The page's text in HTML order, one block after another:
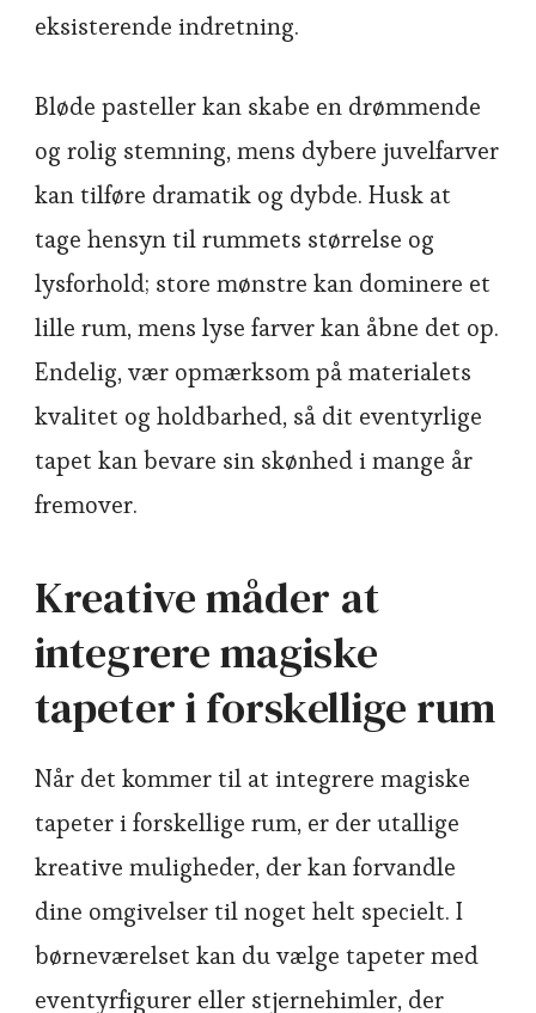
eksisterende indretning.
Bløde pasteller kan skabe en drømmende
og rolig stemning, mens dybere juvelfarver
kan tilføre dramatik og dybde. Husk at
tage hensyn til rummets størrelse og
lysforhold; store mønstre kan dominere et
lille rum, mens lyse farver kan åbne det op.
Endelig, vær opmærksom på materialets
kvalitet og holdbarhed, så dit eventyrlige
tapet kan bevare sin skønhed i mange år
fremover.
Kreative måder at
integrere magiske
tapeter i forskellige rum
Når det kommer til at integrere magiske
tapeter i forskellige rum, er der utallige
kreative muligheder, der kan forvandle
dine omgivelser til noget helt specielt. I
børneværelset kan du vælge tapeter med
eventyrfigurer eller stjernehimler, der